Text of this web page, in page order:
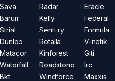
Sava
Barum
Strial
Dunlop
Matador
Waterfall
Bkt
Radar
Kelly
Sentury
Rotalla
Kinforest
Roadstone
Windforce
Eracle
Federal
Formula
V-netik
Giti
Irc
Maxxis